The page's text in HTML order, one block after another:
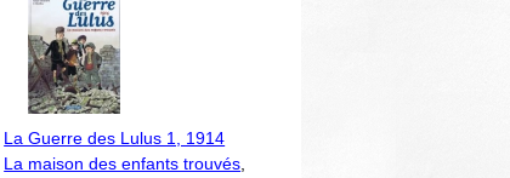
La Guerre des Lulus 1, 1914
La maison des enfants trouvés